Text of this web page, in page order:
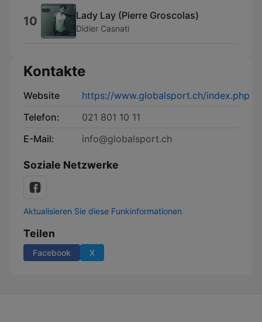
10 Lady Lay (Pierre Groscolas)
Didier Casnati
Kontakte
Website
https://www.globalsport.ch/index.php
Telefon:
021 801 10 11
E-Mail:
info@globalsport.ch
Soziale Netzwerke
Aktualisieren Sie diese Funkinformationen
Teilen
Facebook X